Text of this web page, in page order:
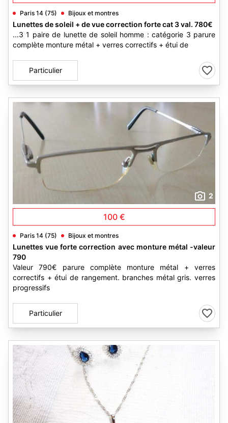
Paris 14 (75) Bijoux et montres
Lunettes de soleil + de vue correction forte cat 3 val. 780€
...3 1 paire de lunette de soleil homme : catégorie 3 parure
complète monture métal + verres correctifs + étui de
Particulier
2
100 €
Paris 14 (75) Bijoux et montres
Lunettes vue forte correction avec monture métal -valeur
790
Valeur 790€ parure complète monture métal + verres
correctifs + étui de rangement. branches métal gris. verres
progressifs
Particulier